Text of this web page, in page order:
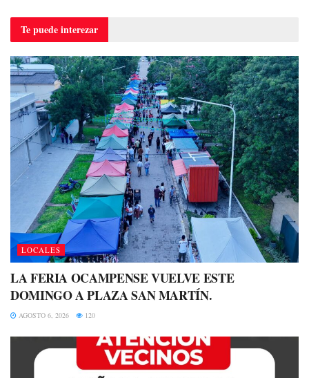
Te puedeinterezar
LOCALES
LA FERIA OCAMPENSE VUELVE ESTE
DOMINGO A PLAZA SAN MARTÍN.
AGOSTO 6, 2026 120